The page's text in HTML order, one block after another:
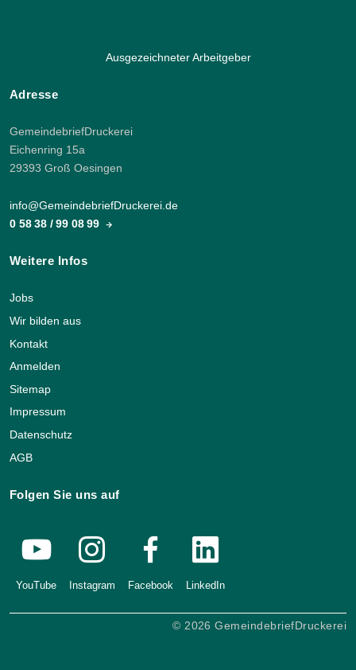
Ausgezeichneter Arbeitgeber
Adresse
GemeindebriefDruckerei
Eichenring 15a
29393 Groß Oesingen
info@GemeindebriefDruckerei.de
0 58 38 / 99 08 99
Weitere Infos
Jobs
Wir bilden aus
Kontakt
Anmelden
Sitemap
Impressum
Datenschutz
AGB
Folgen Sie uns auf
YouTube Instagram Facebook LinkedIn
© 2026 GemeindebriefDruckerei